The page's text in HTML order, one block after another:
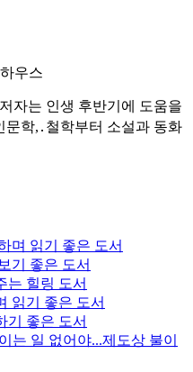
우스
자는 인생 후반기에 도움을
문학,․철학부터 소설과 동화
며 읽기 좋은 도서
기 좋은 도서
는 힐링 도서
읽기 좋은 도서
기 좋은 도서
는 일 없어야...제도상 불이